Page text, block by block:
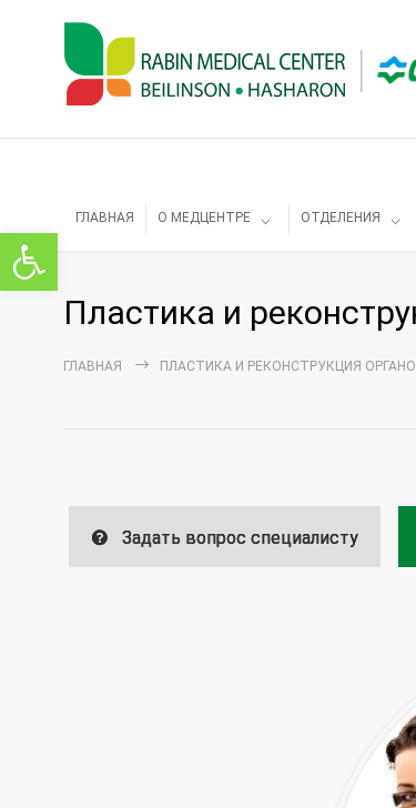
Открыть панель инструментов
ГЛАВНАЯ О МЕДЦЕНТРЕ ОТДЕЛЕНИЯ
Пластика и
ГЛАВНАЯ ПЛАСТИКА И РЕКОНСТРУКЦИЯ
Задать вопрос специалисту